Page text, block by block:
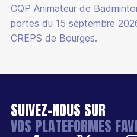
CQP Animateur de
portes du 15 septembre
CREPS de Bourges.
SUIVEZ-NOUS SUR
VOS PLATEFORMES